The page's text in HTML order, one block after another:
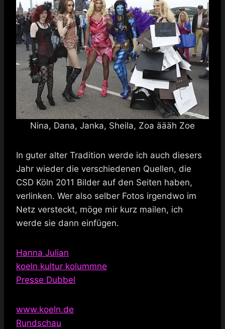
Nina, Dana, Janka, Sheila, Zoa äääh Zoe
In guter alter Tradition werde ich auch diesers
Jahr wieder die verschiedenen Quellen, die
CSD Köln 2011 Bilder auf den Seiten haben,
verlinken. Wer also selber Fotos irgendwo im
Netz versteckt, möge mir kurz mailen, ich
werde sie dann einfügen.
Hanna Julian
koeln kultur kolummne
Presse Dubbel
www.koeln.de
Rundschau